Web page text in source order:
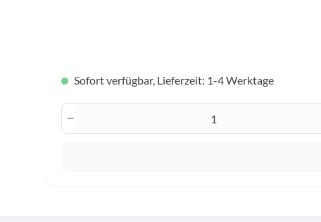
Sofort verfügbar, Lieferzeit: 1-4 Werktage
Produkt Anzahl: Gib den